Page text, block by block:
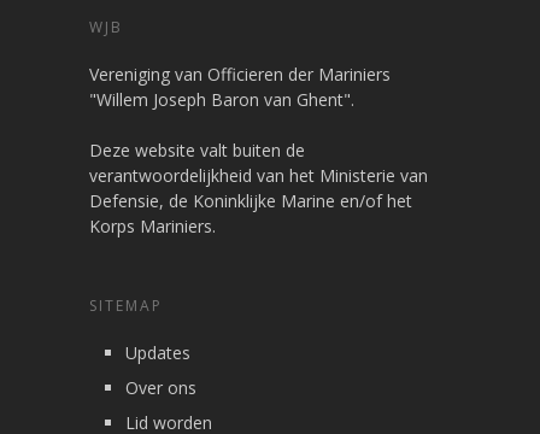
WJB
Vereniging van Officieren der Mariniers
"Willem Joseph Baron van Ghent".
Deze website valt buiten de
verantwoordelijkheid van het Ministerie van
Defensie, de Koninklijke Marine en/of het
Korps Mariniers.
SITEMAP
Updates
Over ons
Lid worden